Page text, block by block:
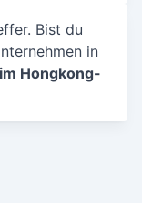
Bist du
in
Hongkong-